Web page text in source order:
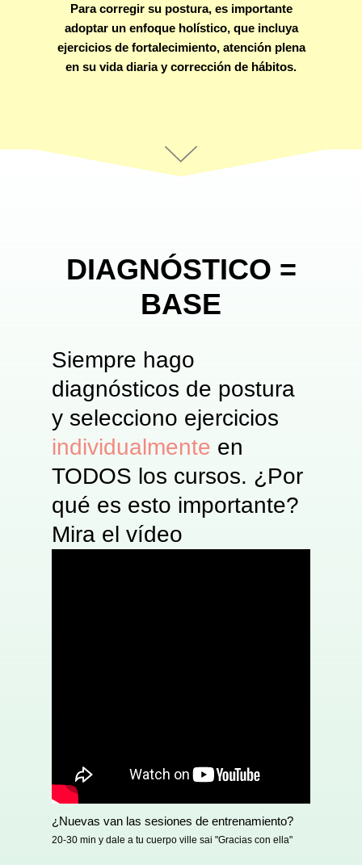
Para corregir su postura, es importante
adoptar un enfoque holístico, que incluya
ejercicios de fortalecimiento, atención plena
en su vida diaria y corrección de hábitos.
DIAGNÓSTICO =
BASE
Siempre hago
diagnósticos de postura
y selecciono ejercicios
individualmente en
TODOS los cursos. ¿Por
qué es esto importante?
Mira el vídeo
¿Nuevas van las sesiones de entrenamiento?
20-30 min y dale a tu cuerpo ville sai "Gracias con ella"